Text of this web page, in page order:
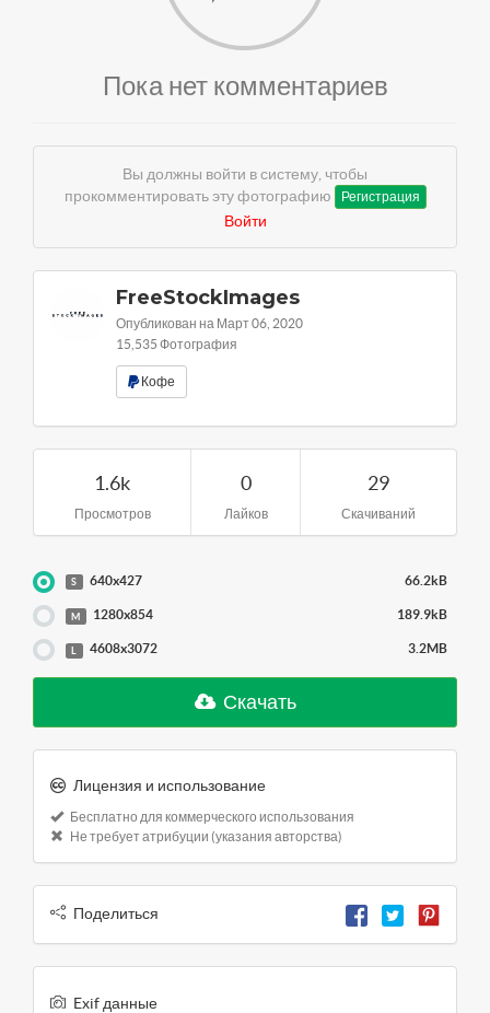
Пока нет комментариев
Вы должны войти в систему, чтобы
прокомментировать эту фотографию
Регистрация
Войти
FreeStockImages
Опубликован на Март 06, 2020
15,535 Фотография
Кофе
1.6k
Просмотров
0
Лайков
29
Скачиваний
S 640x427 66.2kB
M 1280x854 189.9kB
L 4608x3072 3.2MB
Скачать
Лицензия и использование
Бесплатно для коммерческого использования
Не требует атрибуции (указания авторства)
Поделиться
Exif данные